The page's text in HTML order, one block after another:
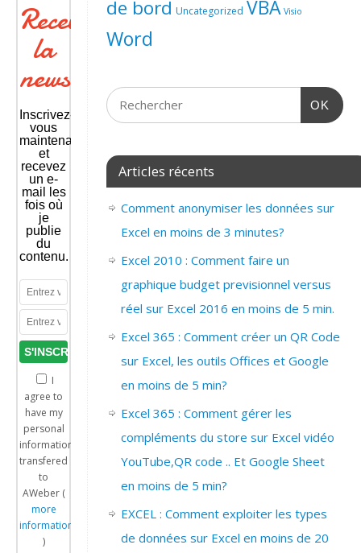
Recevoir
la
newsletter
Inscrivez-
vous
maintenant
et
recevez
un e-
mail les
fois où
je
publie
du
contenu.
I
agree to
have my
personal
information
transfered
to
AWeber (
more
information
)
de bord Uncategorized VBA Visio
Word
OK
Articles récents
Comment anonymiser les données sur
Excel en moins de 3 minutes?
Excel 2010 : Comment faire un
graphique budget previsionnel versus
réel sur Excel 2016 en moins de 5 min.
Excel 365 : Comment créer un QR Code
sur Excel, les outils Offices et Google
en moins de 5 min?
Excel 365 : Comment gérer les
compléments du store sur Excel vidéo
YouTube,QR code .. Et Google Sheet
en moins de 5 min?
EXCEL : Comment exploiter les types
de données sur Excel en moins de 20